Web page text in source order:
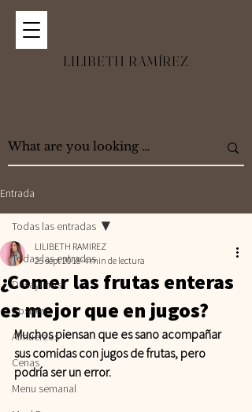
LILIBETH RAMÍREZ
Entrada
Todas las entradas
Desayunos
Postres
Almuerzos
Cenas
Menu semanal
Todas las entradas
¿Comer las frutas enteras
es mejor que en jugos?
LILIBETH RAMIREZ
25 sept 2018 4 min de lectura
Muchos piensan que es sano acompañar
sus comidas con jugos de frutas, pero
podría ser un error.